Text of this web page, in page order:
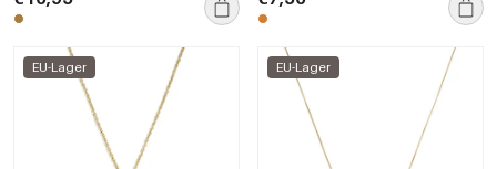
EU-Lager EU-Lager